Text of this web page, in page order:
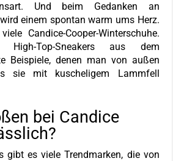
Und beim Gedanken an
einem spontan warm ums Herz.
Candice-Cooper-Winterschuhe.
Top-Sneakers aus dem
Beispiele, denen man von außen
sie mit kuscheligem Lammfell
bei Candice
gibt es viele Trendmarken, die von